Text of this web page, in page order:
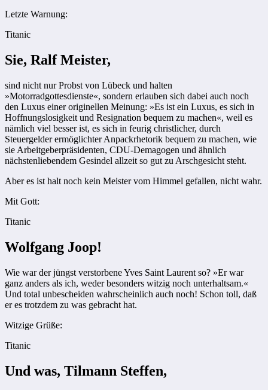
Letzte Warnung:
Titanic
Sie, Ralf Meister,
sind nicht nur Probst von Lübeck und halten
»Motorradgottesdienste«, sondern erlauben sich dabei auch noch
den Luxus einer originellen Meinung: »Es ist ein Luxus, es sich in
Hoffnungslosigkeit und Resignation bequem zu machen«, weil es
nämlich viel besser ist, es sich in feurig christlicher, durch
Steuergelder ermöglichter Anpackrhetorik bequem zu machen, wie
sie Arbeitgeberpräsidenten, CDU-Demagogen und ähnlich
nächstenliebendem Gesindel allzeit so gut zu Arschgesicht steht.
Aber es ist halt noch kein Meister vom Himmel gefallen, nicht wahr.
Mit Gott:
Titanic
Wolfgang Joop!
Wie war der jüngst verstorbene Yves Saint Laurent so? »Er war
ganz anders als ich, weder besonders witzig noch unterhaltsam.«
Und total unbescheiden wahrscheinlich auch noch! Schon toll, daß
er es trotzdem zu was gebracht hat.
Witzige Grüße:
Titanic
Und was, Tilmann Steffen,